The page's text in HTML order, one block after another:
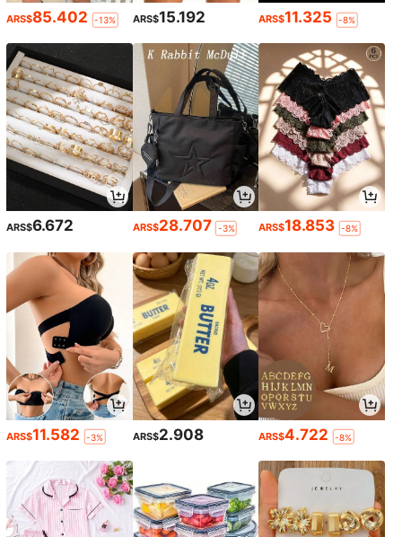
ARS$85.402 -13% ARS$15.192 ARS$11.325 -8%
ARS$6.672 ARS$28.707 -3% ARS$18.853 -8%
ARS$11.582 -3% ARS$2.908 ARS$4.722 -8%